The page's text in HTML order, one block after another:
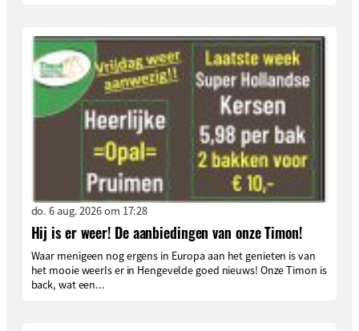
do. 6 aug. 2026 om 17:28
Hij is er weer! De aanbiedingen van onze Timon!
Waar menigeen nog ergens in Europa aan het genieten is van
het mooie weerIs er in Hengevelde goed nieuws! Onze Timon is
back, wat een...